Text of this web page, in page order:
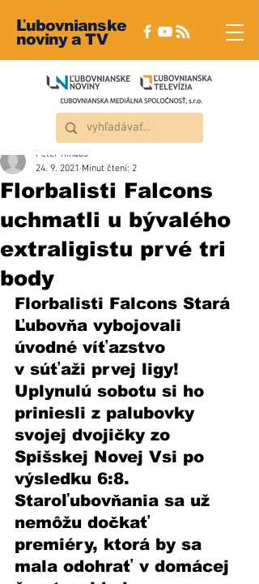
Ľubovnianske
noviny a TV
Florbalisti Falcons
uchmatli u bývalého
extraligistu prvé tri
body
Peter Rindoš
24. 9. 2021 Minut čtení: 2
Florbalisti Falcons Stará
Ľubovňa vybojovali
úvodné víťazstvo
v súťaži prvej ligy!
Uplynulú sobotu si ho
priniesli z palubovky
svojej dvojičky zo
Spišskej Novej Vsi po
výsledku 6:8.
Staroľubovňania sa už
nemôžu dočkať
premiéry, ktorá by sa
mala odohrať v domácej